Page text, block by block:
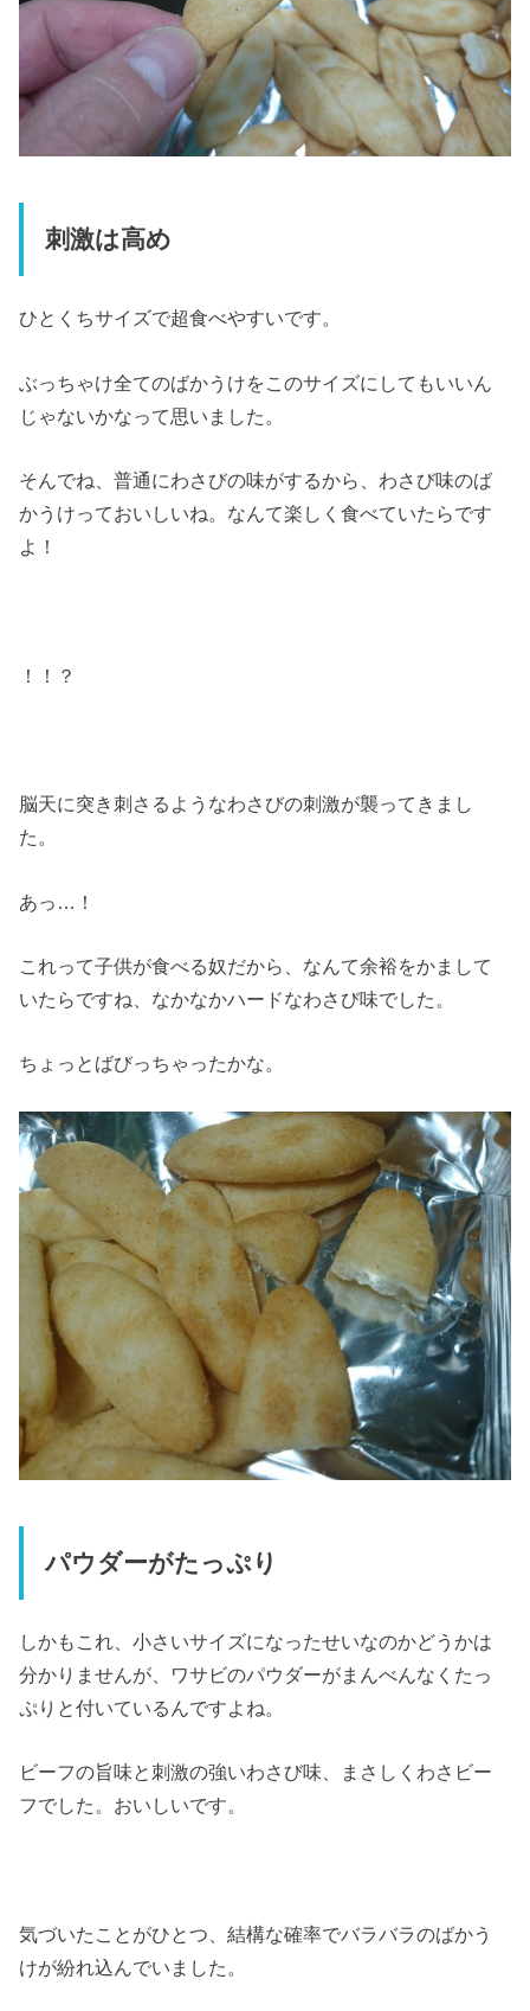
刺激は高め
ひとくちサイズで超食べやすいです。
ぶっちゃけ全てのばかうけをこのサイズにしてもいいん
じゃないかなって思いました。
そんでね、普通にわさびの味がするから、わさび味のば
かうけっておいしいね。なんて楽しく食べていたらです
よ！
！！？
脳天に突き刺さるようなわさびの刺激が襲ってきまし
た。
あっ…！
これって子供が食べる奴だから、なんて余裕をかまして
いたらですね、なかなかハードなわさび味でした。
ちょっとばびっちゃったかな。
パウダーがたっぷり
しかもこれ、小さいサイズになったせいなのかどうかは
分かりませんが、ワサビのパウダーがまんべんなくたっ
ぷりと付いているんですよね。
ビーフの旨味と刺激の強いわさび味、まさしくわさビー
フでした。おいしいです。
気づいたことがひとつ、結構な確率でバラバラのばかう
けが紛れ込んでいました。